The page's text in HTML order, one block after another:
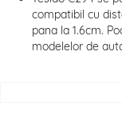
compatibil cu
pana la 1.6cm.
modelelor de